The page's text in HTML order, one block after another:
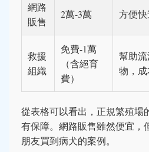
網路
販售
2萬-3萬 方便快
救援
組織
免費-1萬
（含絕育
費）
幫助
物，
從表格可以看出，正規繁殖場
有保障。網路販售雖然便宜，
朋友買到病犬的案例。